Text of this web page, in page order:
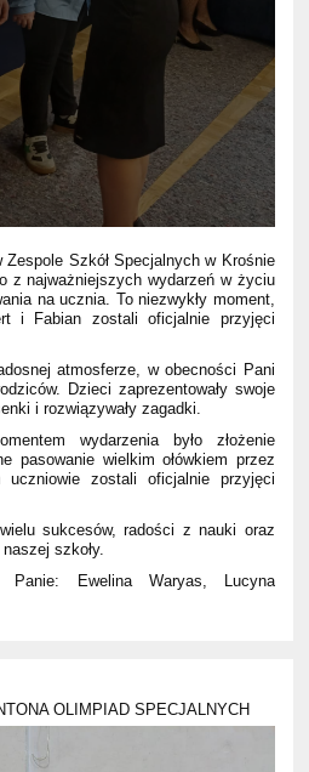
Szkół Specjalnych w Krośnie
z najważniejszych wydarzeń w życiu
na ucznia. To niezwykły moment,
i Fabian zostali oficjalnie przyjęci
atmosferze, w obecności Pani
Dzieci zaprezentowały swoje
i rozwiązywały zagadki.
wydarzenia było złożenie
pasowanie wielkim ołówkiem przez
uczniowie zostali oficjalnie przyjęci
sukcesów, radości z nauki oraz
szkoły.
Panie: Ewelina Waryas, Lucyna
OLIMPIAD SPECJALNYCH